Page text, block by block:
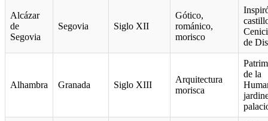
Alcázar
de
Segovia
Segovia Siglo XII
Gótico,
románico,
morisco
de
Alhambra Granada Siglo XIII
Arquitectura
morisca
de la